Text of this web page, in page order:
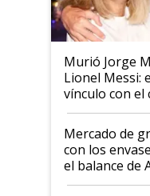
Murió Jorge
Lionel Messi:
vínculo con el
Mercado de
con los
el balance de
Posta